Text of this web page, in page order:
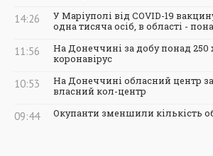
14:26
У Маріуполі від COVID-19
одна тисяча осіб, в області -
11:56
На Донеччині за добу понад 250
коронавірус
10:53
На Донеччині обласний центр
власний кол-центр
09:44 Окупанти зменшили кількість